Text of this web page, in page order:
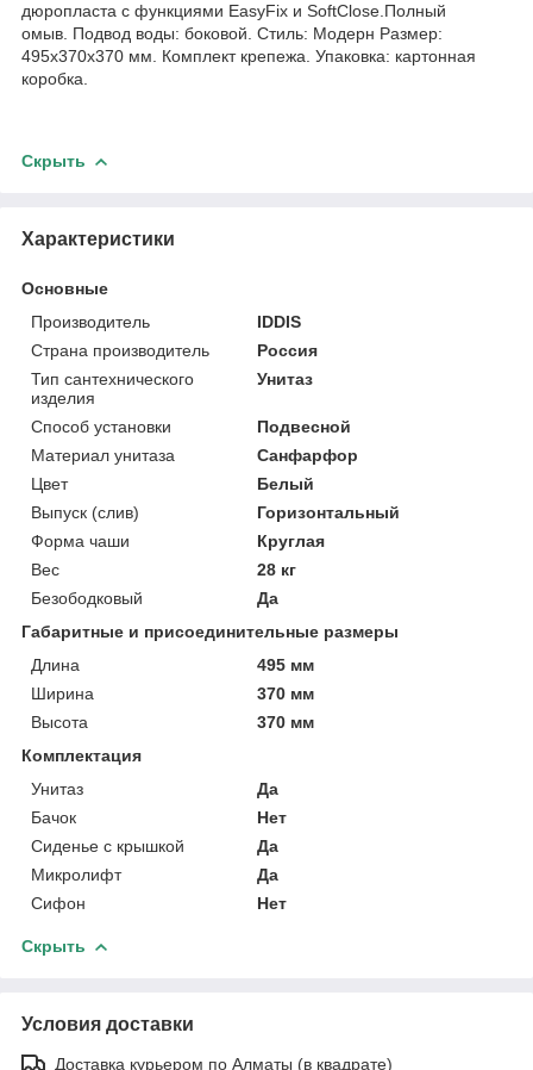
дюропласта с функциями EasyFix и SoftClose.Полный
омыв. Подвод воды: боковой. Стиль: Модерн Размер:
495х370х370 мм. Комплект крепежа. Упаковка: картонная
коробка.
Скрыть
Характеристики
Основные
Производитель
IDDIS
Страна производитель
Россия
Тип сантехнического
изделия
Унитаз
Способ установки
Подвесной
Материал унитаза
Санфарфор
Цвет
Белый
Выпуск (слив)
Горизонтальный
Форма чаши
Круглая
Вес
28 кг
Безободковый
Да
Габаритные и присоединительные размеры
Длина
495 мм
Ширина
370 мм
Высота
370 мм
Комплектация
Унитаз
Да
Бачок
Нет
Сиденье с крышкой
Да
Микролифт
Да
Сифон
Нет
Скрыть
Условия доставки
Доставка курьером по Алматы (в квадрате)